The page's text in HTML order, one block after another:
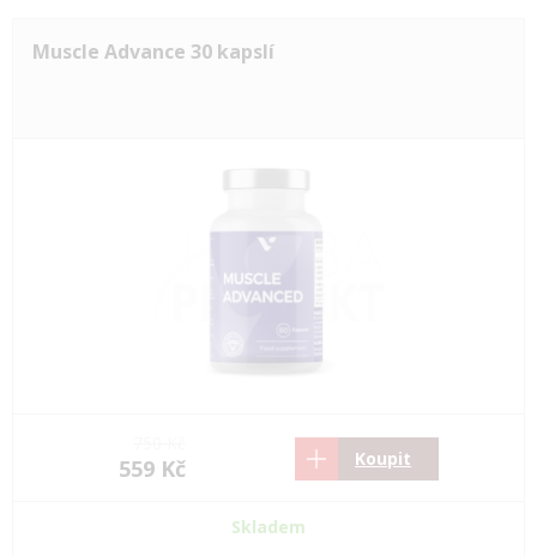
Muscle Advance 30 kapslí
559 Kč Koupit
Skladem